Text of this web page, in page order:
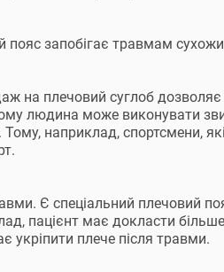
пояс запобігає травмам
на плечовий суглоб
людина може виконувати
Тому, наприклад, спортсмени,
Є спеціальний плечовий
пацієнт має докласти
укріпити плече після травми.